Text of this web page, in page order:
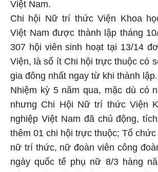
Việt Nam.
Chi hội Nữ trí thức Viện Khoa
Việt Nam được thành lập tháng
307 hội viên sinh hoạt tại 13/14
Viện, là số ít Chi hội trực thuộc có
gia đông nhất ngay từ khi thành lập.
Nhiệm kỳ 5 năm qua, mặc dù có
nhưng Chi Hội Nữ trí thức Viện
nghiệp Việt Nam đã chủ động,
thêm 01 chi hội trực thuộc; Tổ
nữ trí thức, nữ đoàn viên công
ngày quốc tế phụ nữ 8/3 hàng